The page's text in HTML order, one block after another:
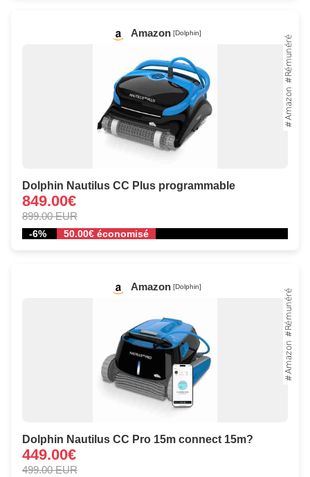
Amazon [Dolphin]
Dolphin Nautilus CC Plus programmable
849.00€
899.00 EUR
-6% 50.00€ économisé
Amazon [Dolphin]
Dolphin Nautilus CC Pro 15m connect 15m?
449.00€
499.00 EUR